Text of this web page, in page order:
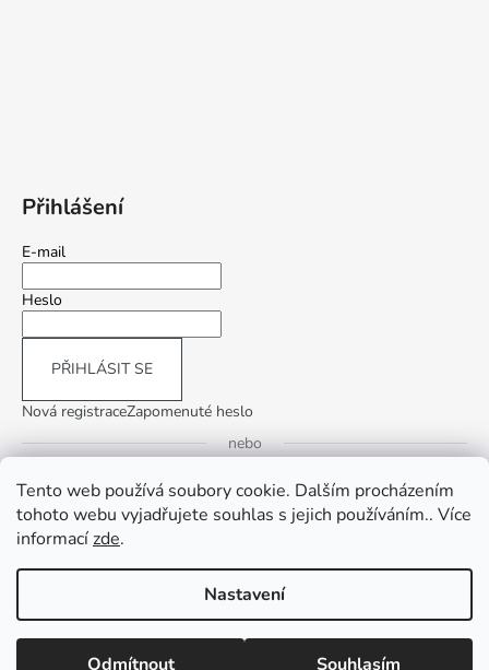
Tento web používá soubory cookie. Dalším procházením
tohoto webu vyjadřujete souhlas s jejich používáním.. Více
informacízde.
Nastavení
Odmítnout Souhlasím
Přihlášení
E-mail
Heslo
PŘIHLÁSIT SE
Nová registraceZapomenuté heslo
nebo
Přihlásit se přes Google
Copyright 2026InLiving.CZ. Všechna práva vyhrazena.Upravit